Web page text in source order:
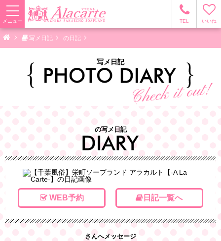
TEL いいね
メニュー
写メ日記 の日記
写メ日記
の写メ日記
WEB予約 日記一覧へ
さんへメッセージ